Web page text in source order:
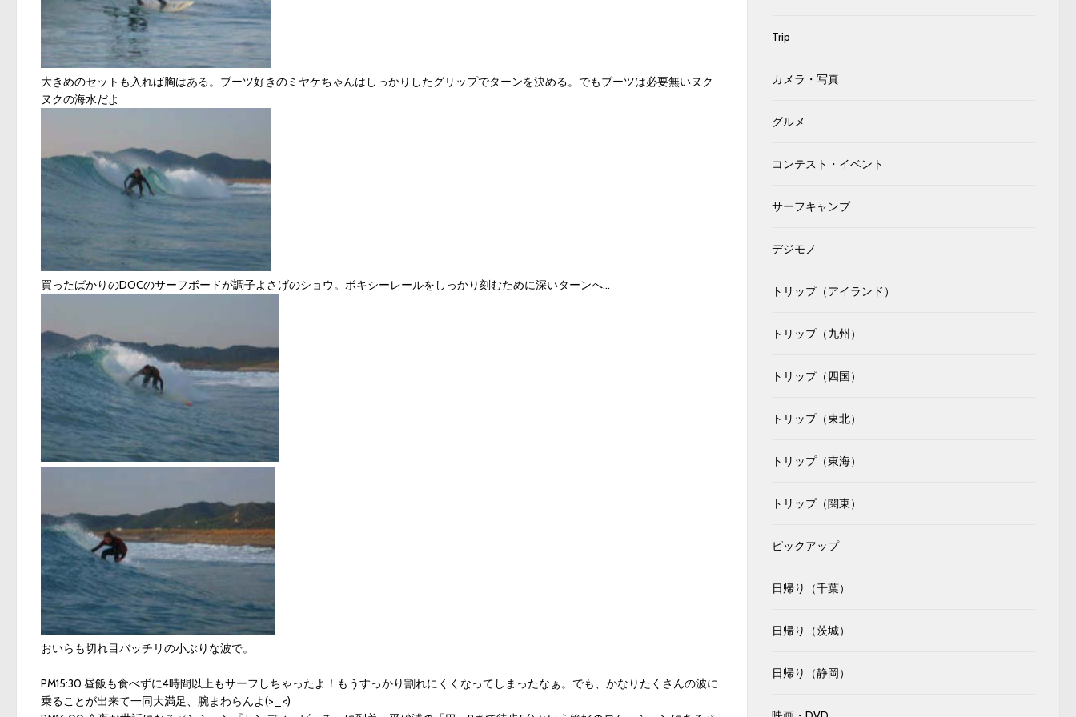
大きめのセットも入れば胸はある。ブーツ好きのミヤケちゃんはしっかりしたグリップでターンを決める。でもブーツは必要無いヌク
ヌクの海水だよ
買ったばかりのDOCのサーフボードが調子よさげのショウ。ボキシーレールをしっかり刻むために深いターンへ…
おいらも切れ目バッチリの小ぶりな波で。
PM15:30 昼飯も食べずに4時間以上もサーフしちゃったよ！もうすっかり割れにくくなってしまったなぁ。でも、かなりたくさんの波に
乗ることが出来て一同大満足、腕まわらんよ(>_<)
Trip
カメラ・写真
グルメ
コンテスト・イベント
サーフキャンプ
デジモノ
トリップ（アイランド）
トリップ（九州）
トリップ（四国）
トリップ（東北）
トリップ（東海）
トリップ（関東）
ピックアップ
日帰り（千葉）
日帰り（茨城）
日帰り（静岡）